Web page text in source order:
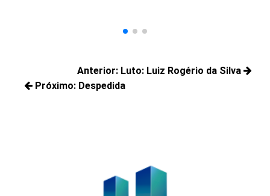
Navegação
de
Anterior:
Posts
Luto: Luiz Rogério da Silva
Próximo: Despedida